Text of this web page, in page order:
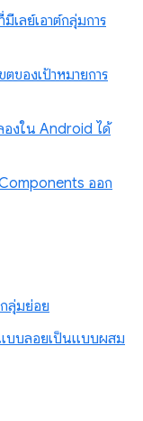
เลย์เอาต์กลุ่มการ
ของเป้าหมายการ
องใน Android ได้
ออก
ลุ่มย่อย
บบลอยเป็นแบบผสม